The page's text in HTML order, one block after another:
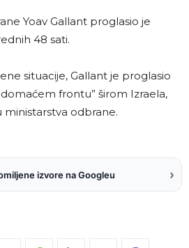
Yoav Gallant proglasio je
48 sati.
situacije, Gallant je proglasio
frontu” širom Izraela,
ministarstva odbrane.
izvore na Googleu ›